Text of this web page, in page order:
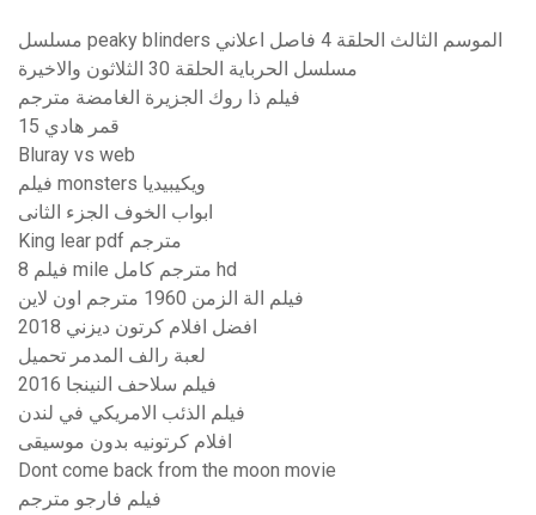
مسلسل peaky blinders الموسم الثالث الحلقة 4 فاصل اعلاني
مسلسل الحرباية الحلقة 30 الثلاثون والاخيرة
فيلم ذا روك الجزيرة الغامضة مترجم
قمر هادي 15
Bluray vs web
فيلم monsters ويكيبيديا
ابواب الخوف الجزء الثانى
King lear pdf مترجم
فيلم 8 mile مترجم كامل hd
فيلم الة الزمن 1960 مترجم اون لاين
افضل افلام كرتون ديزني 2018
لعبة رالف المدمر تحميل
فيلم سلاحف النينجا 2016
فيلم الذئب الامريكي في لندن
افلام كرتونيه بدون موسيقى
Dont come back from the moon movie
فيلم فارجو مترجم